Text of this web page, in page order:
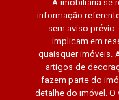
A imobiliária se
informação
sem aviso
implicam em
quaisquer imóveis.
artigos de
fazem parte do
detalhe do imóvel. O